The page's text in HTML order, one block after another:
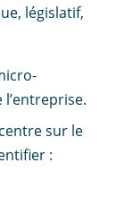
législatif,
sur le
: